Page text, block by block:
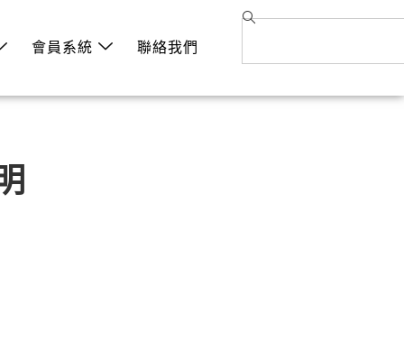
會員系統 聯絡我們